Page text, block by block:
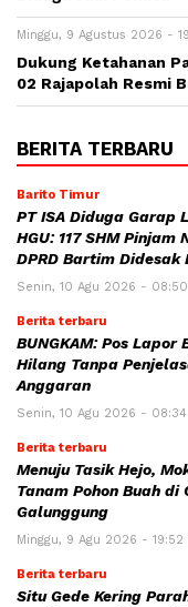
Minggu, 9 Agustus 2026 -
Dukung Ketahanan
02 Rajapolah Resmi
BERITA TERBARU
Barito Timur
PT ISA Diduga Garap
HGU: 117 SHM Pinjam
DPRD Bartim Didesak
Senin, 10 Agu 2026 - 08:50
Berita terbaru
BUNGKAM: Pos Lapor
Hilang Tanpa
Anggaran
Senin, 10 Agu 2026 - 08:34
Berita terbaru
Menuju Tasik Hejo,
Tanam Pohon Buah di
Galunggung
Minggu, 9 Agu 2026 - 19:52
Berita terbaru
Situ Gede Kering